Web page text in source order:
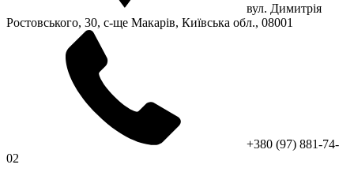
вул. Димитрія
Ростовського, 30, с-ще Макарів, Київська обл., 08001
+380 (97) 881-74-
02